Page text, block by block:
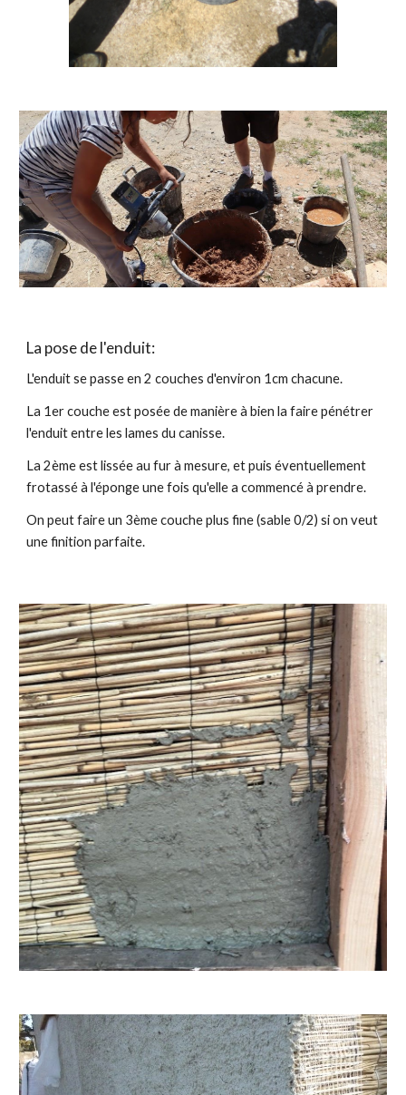
La pose de l'enduit:
L'enduit se passe en 2 couches d'environ 1cm chacune.
La 1er couche est posée de manière à bien la faire pénétrer
l'enduit entre les lames du canisse.
La 2ème est lissée au fur à mesure, et puis éventuellement
frotassé à l'éponge une fois qu'elle a commencé à prendre.
On peut faire un 3ème couche plus fine (sable 0/2) si on veut
une finition parfaite.